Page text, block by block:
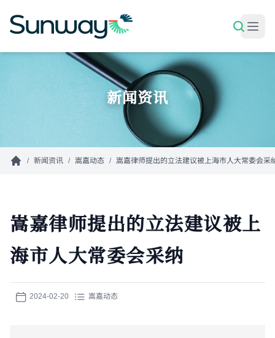
新闻资讯
/ 新闻资讯 / 嵩嘉动态 / 嵩嘉律师提出的立法建议被上海市人大常委会采
嵩嘉律师提出的立法建议被上
海市人大常委会采纳
2024-02-20 嵩嘉动态